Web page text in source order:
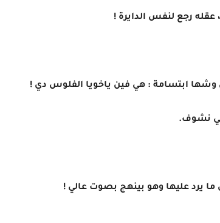
رجع لنفس الدايرة !
ابتسامة : هي فين ياخويا الفلوس دي !
نشوف.
يرد عليها وهو بينهج بصوت عالي !